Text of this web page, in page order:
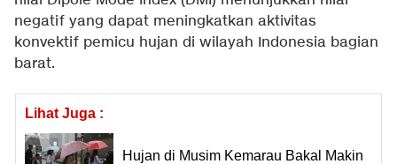
negatif yang dapat meningkatkan aktivitas
konvektif pemicu hujan di wilayah Indonesia bagian
barat.
Lihat Juga :
Hujan di Musim Kemarau Bakal Makin